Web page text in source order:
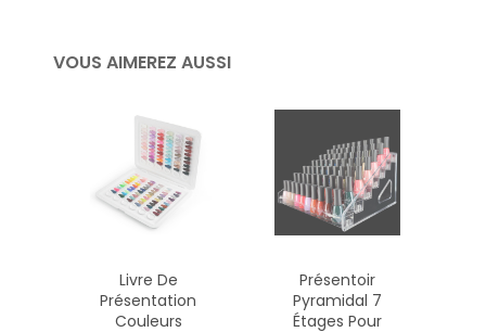
VOUS AIMEREZ AUSSI
Livre De
Présentation
Couleurs
Présentoir
Pyramidal 7
Étages Pour